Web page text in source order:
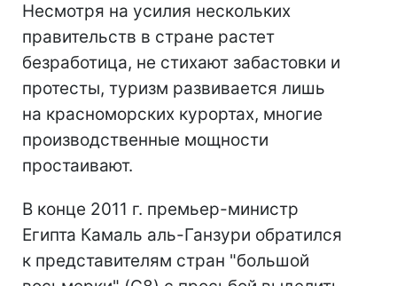
Несмотря на усилия нескольких
правительств в стране растет
безработица, не стихают забастовки и
протесты, туризм развивается лишь
на красноморских курортах, многие
производственные мощности
простаивают.
В конце 2011 г. премьер-министр
Египта Камаль аль-Ганзури обратился
к представителям стран "большой